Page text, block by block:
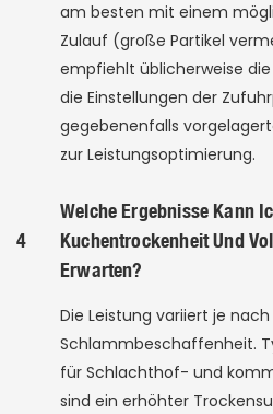
am besten mit einem
Zulauf (große Partikel
empfiehlt üblicherweise
die Einstellungen der
gegebenenfalls
zur Leistungsoptimierung.
4
Welche Ergebnisse Kann
Kuchentrockenheit Und
Erwarten?
Die Leistung variiert je nach
Schlammbeschaffenheit.
für Schlachthof- und
sind ein erhöhter